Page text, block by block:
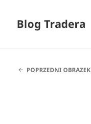
Blog Tradera
POPRZEDNI OBRAZEK